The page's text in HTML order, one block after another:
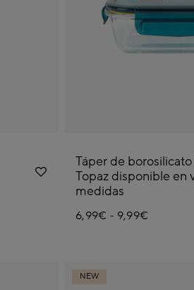
Táper de
Topaz disponible en
medidas
6,99€ - 9,99€
NEW